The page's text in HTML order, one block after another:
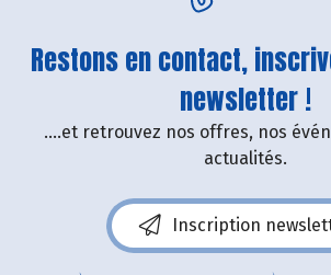
Restons en contact,
newsletter !
....et retrouvez nos offres, nos
actualités.
Inscription